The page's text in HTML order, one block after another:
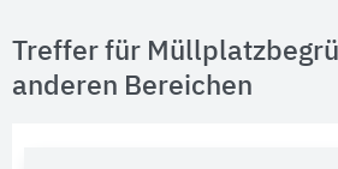
Treffer für
anderen Bereichen